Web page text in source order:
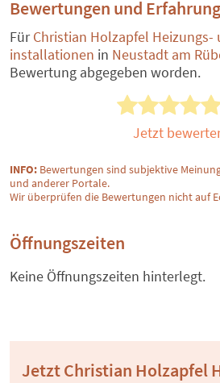
Bewertungen und
FürChristian Holzapfel Heizungs-
installationen in Neustadt am
Bewertung abgegeben worden.
Jetzt
INFO: Bewertungen sind subjektive
und anderer Portale.
Wir überprüfen die Bewertungen nicht auf
Öffnungszeiten
Keine Öffnungszeiten hinterlegt.
Jetzt Christian Holzapfel